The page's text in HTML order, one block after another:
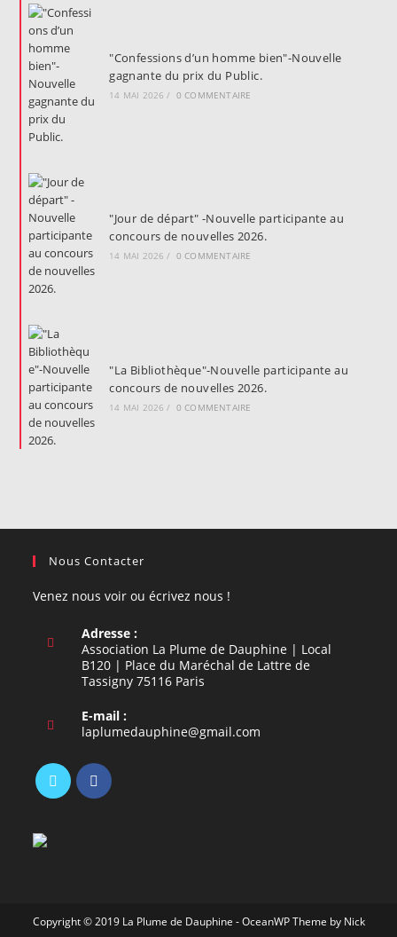
"Confessions d’un homme bien"-Nouvelle
gagnante du prix du Public.
14 MAI 2026 / 0 COMMENTAIRE
"Jour de départ" -Nouvelle participante au
concours de nouvelles 2026.
14 MAI 2026 / 0 COMMENTAIRE
"La Bibliothèque"-Nouvelle participante au
concours de nouvelles 2026.
14 MAI 2026 / 0 COMMENTAIRE
Nous Contacter
Venez nous voir ou écrivez nous !
Adresse :
Association La Plume de Dauphine | Local
B120 | Place du Maréchal de Lattre de
Tassigny 75116 Paris
E-mail :
laplumedauphine@gmail.com
dans
un
Copyright © 2019 La Plume de Dauphine - OceanWP Theme by Nick